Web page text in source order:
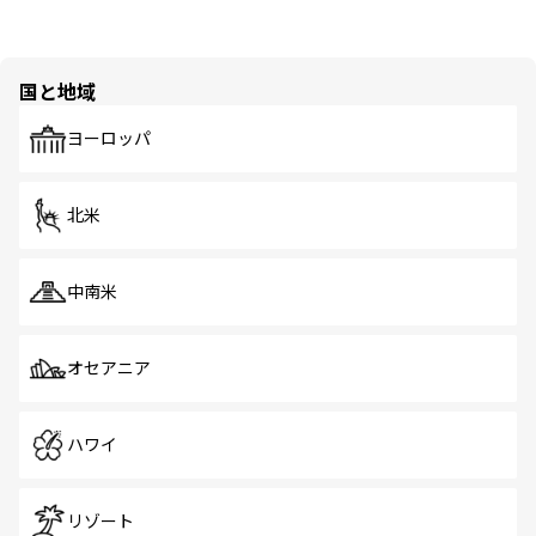
国と地域
ヨーロッパ
北米
中南米
オセアニア
ハワイ
リゾート